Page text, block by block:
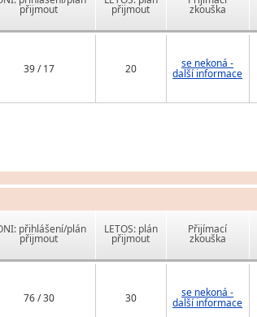
přijmout přijmout zkouška
39 / 17 20 se nekoná -
další informace
přihlášení/plán
přijmout
LETOS: plán
přijmout
Přijímací
zkouška
76 / 30 30 se nekoná -
další informace